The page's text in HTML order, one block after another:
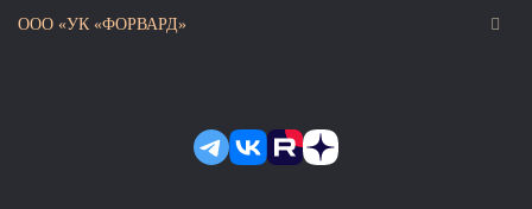
ООО «УК «ФОРВАРД»